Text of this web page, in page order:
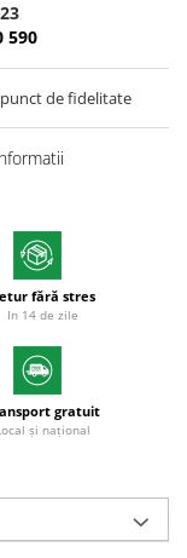
590
punct de fidelitate
fără stres
In 14 de zile
gratuit
și național